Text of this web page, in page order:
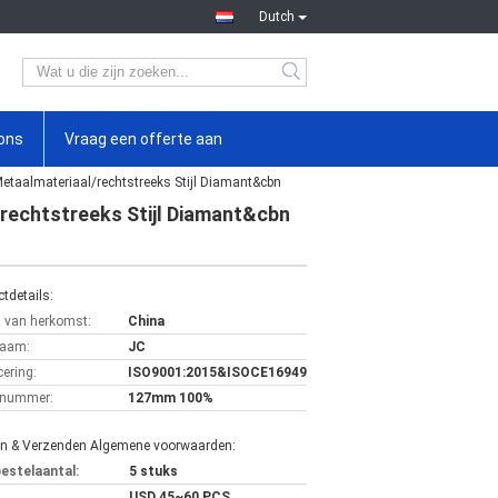
Dutch
Vraag een offerte aan
rechtstreeks Stijl Diamant&cbn
Stijl Diamant&cbn
van herkomst:
China
JC
ISO9001:2015&ISOCE16949
127mm 100%
& Verzenden Algemene voorwaarden:
5 stuks